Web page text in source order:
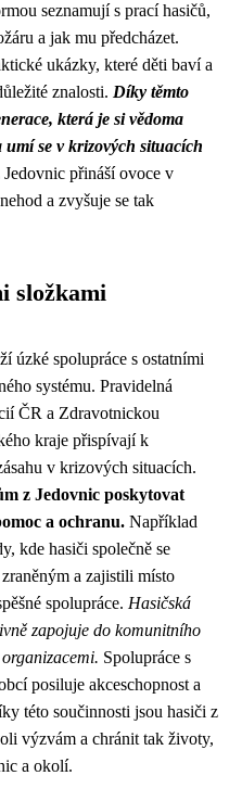
seznamují s prací hasičů,
a jak mu předcházet.
ukázky, které děti baví a
znalosti. Díky těmto
která je si vědoma
umí se v krizových situacích
přináší ovoce v
a zvyšuje se tak
složkami
úzké spolupráce s ostatními
systému. Pravidelná
ČR a Zdravotnickou
kraje přispívají k
v krizových situacích.
z Jedovnic poskytovat
a ochranu. Například
kde hasiči společně se
a zajistili místo
spolupráce. Hasičská
zapojuje do komunitního
Spolupráce s
posiluje akceschopnost a
této součinnosti jsou hasiči z
výzvám a chránit tak životy,
a okolí.